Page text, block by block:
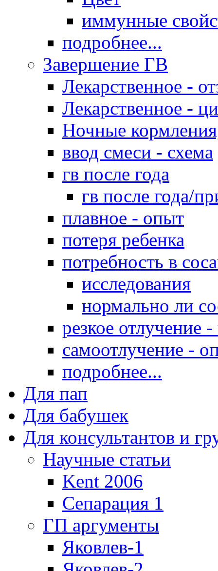
иммунные
подробнее...
Завершение ГВ
Лекарственное -
Лекарственное -
Ночные
ввод смеси - схема
гв после года
гв после года/
плавное - опыт
потеря ребенка
потребность в
исследования
нормально ли
резкое отлучение
самоотлучение -
подробнее...
Для пап
Для бабушек
Для консультантов и
Научные статьи
Kent 2006
Сепарация 1
ГП аргументы
Яковлев-1